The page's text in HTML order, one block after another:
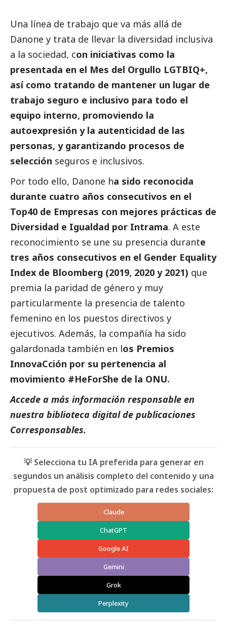
Una línea de trabajo que va más allá de
Danone y trata de llevar la diversidad inclusiva
a la sociedad, con iniciativas como la
presentada en el Mes del Orgullo LGTBIQ+,
así como tratando de mantener un lugar de
trabajo seguro e inclusivo para todo el
equipo interno, promoviendo la
autoexpresión y la autenticidad de las
personas, y garantizando procesos de
selección seguros e inclusivos.
Por todo ello, Danone ha sido reconocida
durante cuatro años consecutivos en el
Top40 de Empresas con mejores prácticas de
Diversidad e Igualdad por Intrama. A este
reconocimiento se une su presencia durante
tres años consecutivos en el Gender Equality
Index de Bloomberg (2019, 2020 y 2021) que
premia la paridad de género y muy
particularmente la presencia de talento
femenino en los puestos directivos y
ejecutivos. Además, la compañía ha sido
galardonada también en los Premios
InnovaCción por su pertenencia al
movimiento #HeForShe de la ONU.
Accede a más información responsable en
nuestra biblioteca digital de publicaciones
Corresponsables.
💡 Selecciona tu IA preferida para generar en
segundos un análisis completo del contenido y una
propuesta de post optimizado para redes sociales:
Claude
ChatGPT
Google AI
Gemini
Grok
Perplexity